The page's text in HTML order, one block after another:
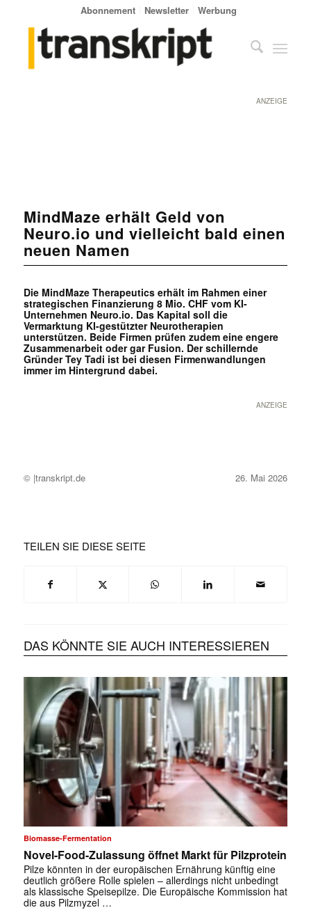
Abonnement Newsletter Werbung
ANZEIGE
MindMaze erhält Geld von
Neuro.io und vielleicht bald einen
neuen Namen
Die MindMaze Therapeutics erhält im Rahmen einer
strategischen Finanzierung 8 Mio. CHF vom KI-
Unternehmen Neuro.io. Das Kapital soll die
Vermarktung KI-gestützter Neurotherapien
unterstützen. Beide Firmen prüfen zudem eine engere
Zusammenarbeit oder gar Fusion. Der schillernde
Gründer Tey Tadi ist bei diesen Firmenwandlungen
immer im Hintergrund dabei.
ANZEIGE
© |transkript.de 26. Mai 2026
TEILEN SIE DIESE SEITE
DAS KÖNNTE SIE AUCH INTERESSIEREN
Biomasse-Fermentation
Novel-Food-Zulassung öffnet Markt für Pilzprotein
Pilze könnten in der europäischen Ernährung künftig eine
deutlich größere Rolle spielen – allerdings nicht unbedingt
als klassische Speisepilze. Die Europäische Kommission hat
die aus Pilzmyzel …